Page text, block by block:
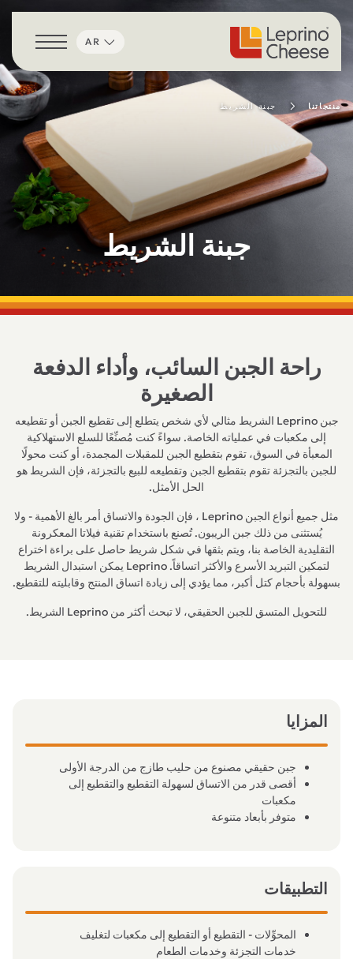
AR
منتجاتنا جبنة الشريط
جبنة الشريط
راحة الجبن السائب، وأداء الدفعة
الصغيرة
جبن Leprino الشريط مثالي لأي شخص يتطلع إلى تقطيع الجبن أو تقطيعه
إلى مكعبات في عملياته الخاصة. سواءً كنت مُصنِّعًا للسلع الاستهلاكية
المعبأة في السوق، تقوم بتقطيع الجبن للمقبلات المجمدة، أو كنت محولًا
للجبن بالتجزئة تقوم بتقطيع الجبن وتقطيعه للبيع بالتجزئة، فإن الشريط هو
الحل الأمثل.
مثل جميع أنواع الجبن Leprino ، فإن الجودة والاتساق أمر بالغ الأهمية - ولا
يُستثنى من ذلك جبن الريبون. تُصنع باستخدام تقنية فيلاتا المعكرونة
التقليدية الخاصة بنا، ويتم بثقها في شكل شريط حاصل على براءة اختراع
لتمكين التبريد الأسرع والأكثر اتساقاً. Leprino يمكن استبدال الشريط
بسهولة بأحجام كتل أكبر، مما يؤدي إلى زيادة اتساق المنتج وقابليته للتقطيع.
للتحويل المتسق للجبن الحقيقي، لا تبحث أكثر من Leprino الشريط.
المزايا
جبن حقيقي مصنوع من حليب طازج من الدرجة الأولى
أقصى قدر من الاتساق لسهولة التقطيع والتقطيع إلى
مكعبات
متوفر بأبعاد متنوعة
التطبيقات
المحوِّلات - التقطيع أو التقطيع إلى مكعبات لتغليف
خدمات التجزئة وخدمات الطعام